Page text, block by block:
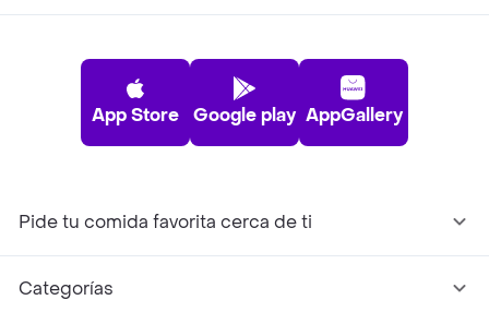
App Store Google play AppGallery
Pide tu comida favorita cerca de ti
Categorías